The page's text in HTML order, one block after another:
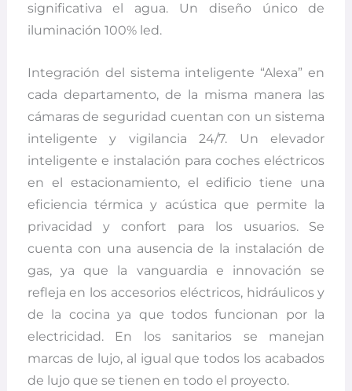
significativa el agua. Un diseño único de
iluminación 100% led.
Integración del sistema inteligente “Alexa” en
cada departamento, de la misma manera las
cámaras de seguridad cuentan con un sistema
inteligente y vigilancia 24/7. Un elevador
inteligente e instalación para coches eléctricos
en el estacionamiento, el edificio tiene una
eficiencia térmica y acústica que permite la
privacidad y confort para los usuarios. Se
cuenta con una ausencia de la instalación de
gas, ya que la vanguardia e innovación se
refleja en los accesorios eléctricos, hidráulicos y
de la cocina ya que todos funcionan por la
electricidad. En los sanitarios se manejan
marcas de lujo, al igual que todos los acabados
de lujo que se tienen en todo el proyecto.